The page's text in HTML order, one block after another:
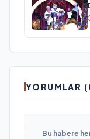
YORUMLAR
Bu habere